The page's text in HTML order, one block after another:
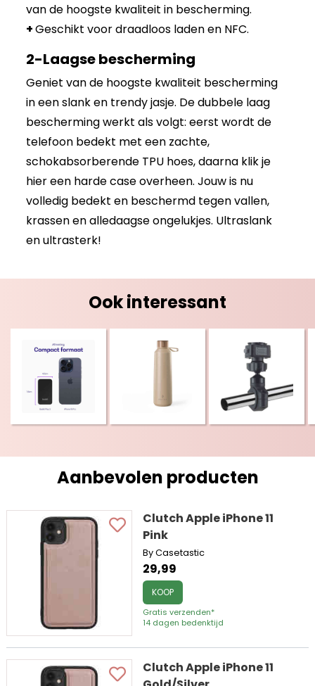
van de hoogste kwaliteit in bescherming.
+Geschikt voor draadloos laden en NFC.
2-Laagse bescherming
Geniet van de hoogste kwaliteit bescherming
in een slank en trendy jasje. De dubbele laag
bescherming werkt als volgt: eerst wordt de
telefoon bedekt met een zachte,
schokabsorberende TPU hoes, daarna klik je
hier een harde case overheen. Jouw is nu
volledig bedekt en beschermd tegen vallen,
krassen en alledaagse ongelukjes. Ultraslank
en ultrasterk!
Ook interessant
Aanbevolen producten
Clutch Apple iPhone 11
Pink
By Casetastic
29,99
KOOP
Gratis verzenden*
14 dagen bedenktijd
Clutch Apple iPhone 11